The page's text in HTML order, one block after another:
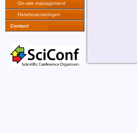
On-site management
Hotelreserveringen
Contact